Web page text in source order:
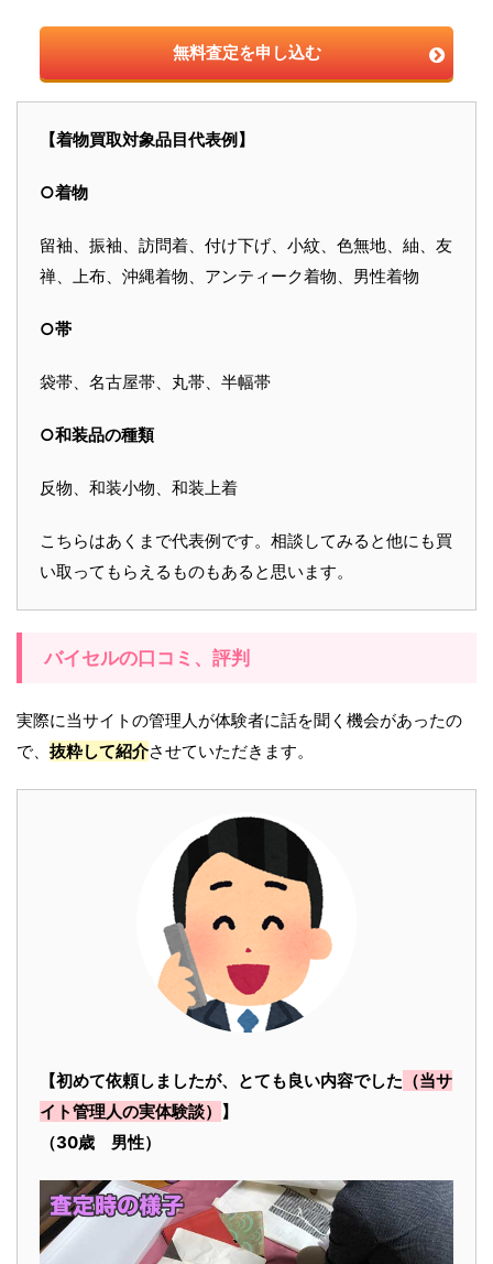
無料査定を申し込む
【着物買取対象品目代表例】
○着物
留袖、振袖、訪問着、付け下げ、小紋、色無地、紬、友
禅、上布、沖縄着物、アンティーク着物、男性着物
○帯
袋帯、名古屋帯、丸帯、半幅帯
○和装品の種類
反物、和装小物、和装上着
こちらはあくまで代表例です。相談してみると他にも買
い取ってもらえるものもあると思います。
バイセルの口コミ、評判
実際に当サイトの管理人が体験者に話を聞く機会があったの
で、 抜粋して紹介させていただきます。
【初めて依頼しましたが、とても良い内容でした （当サ
イト管理人の実体験談） 】
（30歳 男性）